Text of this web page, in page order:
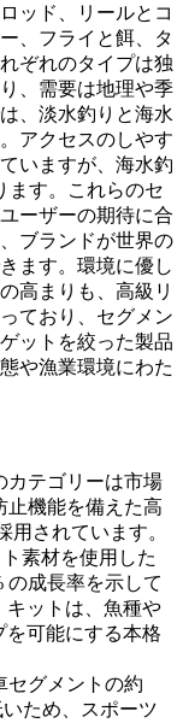
ッド、リールとコ
、フライと餌、タ
ぞれのタイプは独
、需要は地理や季
、淡水釣りと海水
アクセスのしやす
いますが、海水釣
ます。これらのセ
ーザーの期待に合
ブランドが世界の
ます。環境に優し
高まりも、高級リ
ており、セグメン
ットを絞った製品
や漁業環境にわた
カテゴリーは市場
止機能を備えた高
用されています。
素材を使用した
の成長率を示して
キットは、魚種や
可能にする本格
セグメントの約
ため、スポーツ